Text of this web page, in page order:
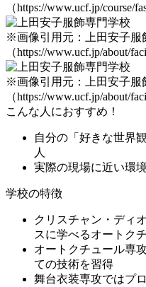
（https://www.ucf.jp/course/
※画像引用元：上田安子服
（https://www.ucf.jp/about/
※画像引用元：上田安子服
（https://www.ucf.jp/about/
こんな人におすすめ！
自分の「好きな世界
人
実際の現場に近い環
学校の特徴
クリスチャン・ディ
スに学べるオートク
オートクチュール専
ての技術を習得
舞台衣装専攻ではプ